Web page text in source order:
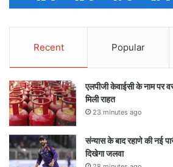
Recent Popular
एलपीजी केवाईसी के नाम पर
मिली राहत
23 minutes ago
संन्यास के बाद रहाणे की नई
दिखेगा जलवा